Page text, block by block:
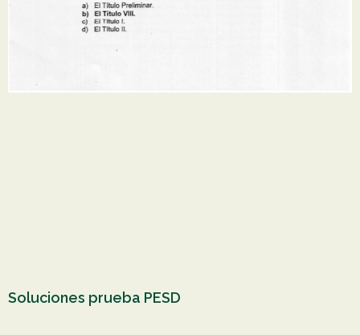
Soluciones prueba PESD